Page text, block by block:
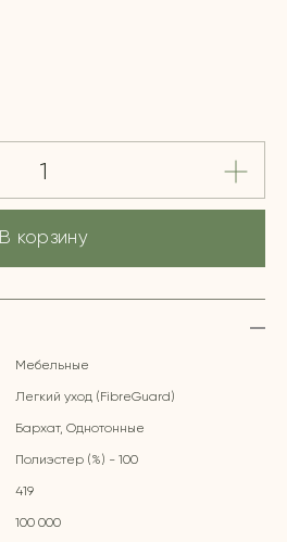
В корзину
Мебельные
Легкий уход (FibreGuard)
Бархат, Однотонные
Полиэстер (%) - 100
419
100 000